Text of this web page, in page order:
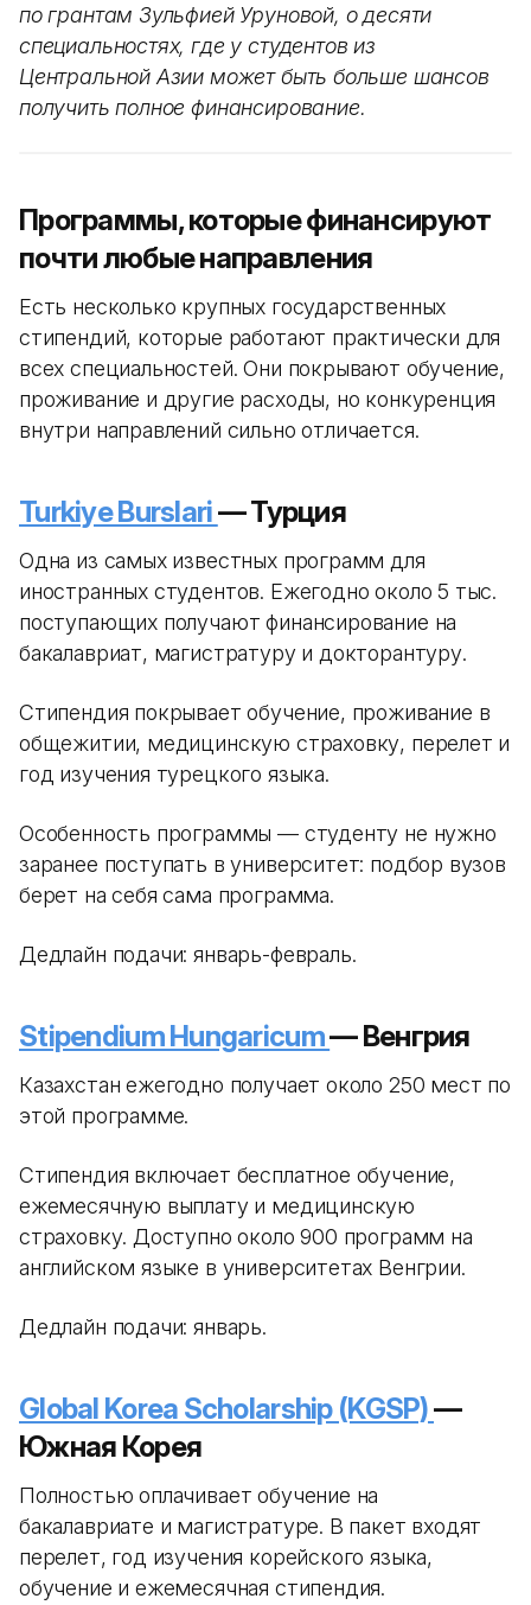
по грантам Зульфией Уруновой, о десяти
специальностях, где у студентов из
Центральной Азии может быть больше шансов
получить полное финансирование.
Программы, которые финансируют
почти любые направления
Есть несколько крупных государственных
стипендий, которые работают практически для
всех специальностей. Они покрывают обучение,
проживание и другие расходы, но конкуренция
внутри направлений сильно отличается.
Turkiye Burslari— Турция
Одна из самых известных программ для
иностранных студентов. Ежегодно около 5 тыс.
поступающих получают финансирование на
бакалавриат, магистратуру и докторантуру.
Стипендия покрывает обучение, проживание в
общежитии, медицинскую страховку, перелет и
год изучения турецкого языка.
Особенность программы — студенту не нужно
заранее поступать в университет: подбор вузов
берет на себя сама программа.
Дедлайн подачи: январь-февраль.
Stipendium Hungaricum— Венгрия
Казахстан ежегодно получает около 250 мест по
этой программе.
Стипендия включает бесплатное обучение,
ежемесячную выплату и медицинскую
страховку. Доступно около 900 программ на
английском языке в университетах Венгрии.
Дедлайн подачи: январь.
Global Korea Scholarship (KGSP)—
Южная Корея
Полностью оплачивает обучение на
бакалавриате и магистратуре. В пакет входят
перелет, год изучения корейского языка,
обучение и ежемесячная стипендия.